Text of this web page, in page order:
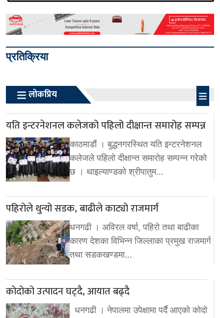
प्रतिक्रिया
लोकप्रिय
यति इन्टरनेशनल कलेजको पहिलो दीक्षान्त समारोह सम्पन्न
काठमाडौं । बुद्धनगरस्थित यति इन्टरनेशनल
कलेजले पहिलो दीक्षान्त समारोह सम्पन्न गरेको
छ । थाइल्याण्डको श्रीपातुम…
पहिरोले थुन्यो सडक, बाढीले काट्यो राजमार्ग
धनगढी । अविरल वर्षा, पहिरो तथा बाढीका
कारण देशका विभिन्न जिल्लाका प्रमुख राजमार्ग
तथा सडकखण्डमा…
कोदोको उत्पादन घट्दै, आयात बढ्दै
धनगढी । नेपालमा उपेक्षामा पर्दै आएको कोदो